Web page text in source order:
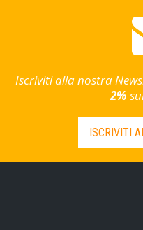
Iscriviti alla nostra
2%
ISCRIVITI